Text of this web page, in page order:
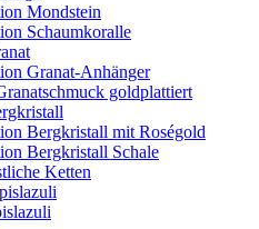
Mondstein
Schaumkoralle
Granat-Anhänger
goldplattiert
Bergkristall mit Roségold
Bergkristall Schale
Ketten